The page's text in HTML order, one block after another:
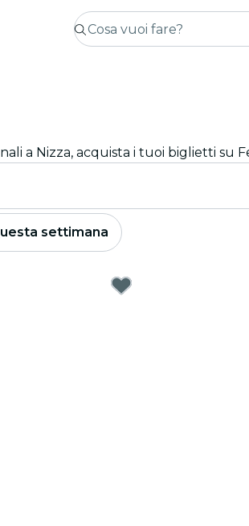
a Nizza, acquista i tuoi biglietti su
settimana